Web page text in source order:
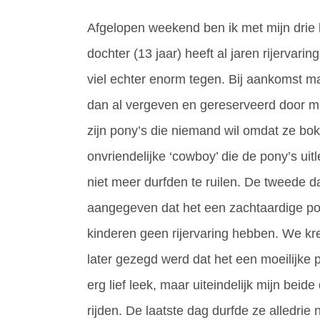
Afgelopen weekend ben ik met mijn
dochter (13 jaar) heeft al jaren
viel echter enorm tegen. Bij aankomst
dan al vergeven en gereserveerd door
zijn pony’s die niemand wil omdat ze
onvriendelijke ‘cowboy’ die de pony’s
niet meer durfden te ruilen. De tweede
aangegeven dat het een zachtaardige
kinderen geen rijervaring hebben. We
later gezegd werd dat het een
erg lief leek, maar uiteindelijk mijn
rijden. De laatste dag durfde ze alledrie